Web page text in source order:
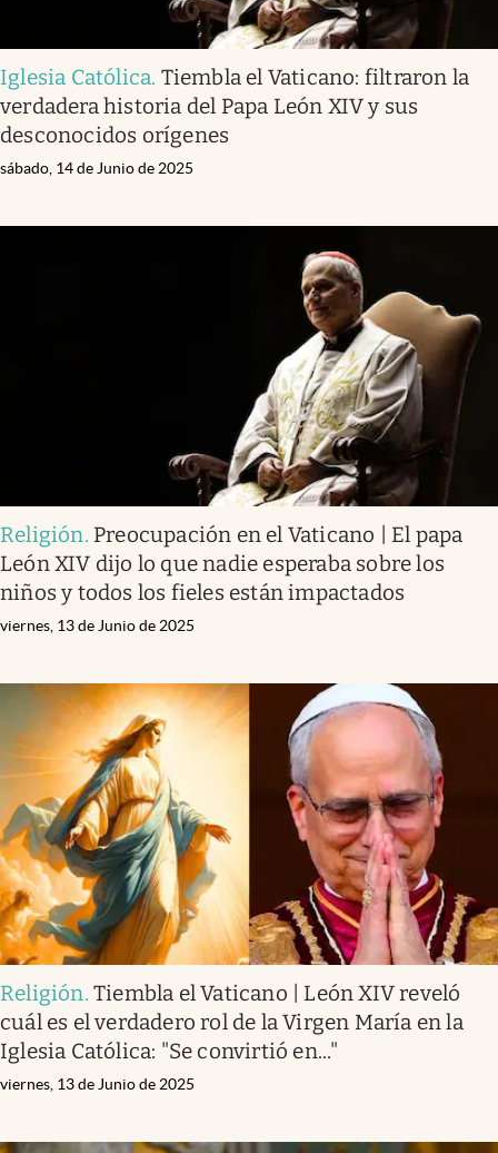
Iglesia Católica. Tiembla el Vaticano: filtraron la
verdadera historia del Papa León XIV y sus
desconocidos orígenes
sábado, 14 de Junio de 2025
Religión. Preocupación en el Vaticano | El papa
León XIV dijo lo que nadie esperaba sobre los
niños y todos los fieles están impactados
viernes, 13 de Junio de 2025
Religión.Tiembla el Vaticano | León XIV reveló
cuál es el verdadero rol de la Virgen María en la
Iglesia Católica: "Se convirtió en..."
viernes, 13 de Junio de 2025